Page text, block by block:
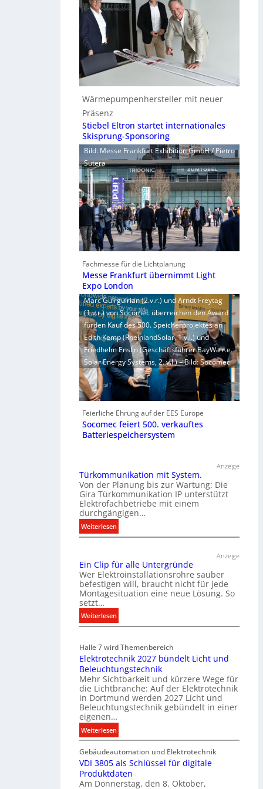
Wärmepumpenhersteller mit neuer
Präsenz
Stiebel Eltron startet internationales
Skisprung-Sponsoring
Bild: Messe Frankfurt Exhibition GmbH / Pietro
Sutera
Fachmesse für die Lichtplanung
Messe Frankfurt übernimmt Light
Expo London
Marc Guirguirian (2.v.r.) und Arndt Freytag
(1.v.r.) von Socomec überreichen den Award
fürden Kauf des 500. Speicherprojektes an
Edith Kemp (RheinlandSolar, 1.v.l.) und
Friedhelm Enslin (Geschäftsführer BayWa r.e.
Solar Energy Systems, 2. v.l.) – Bild: Socomec
Feierliche Ehrung auf der EES Europe
Socomec feiert 500. verkauftes
Batteriespeichersystem
Anzeige
Türkommunikation mit System.
Von der Planung bis zur Wartung: Die
Gira Türkommunikation IP unterstützt
Elektrofachbetriebe mit einem
durchgängigen…
Weiterlesen:
T
k
o
m
u
n
k
a
t
i
o
n
t
S
y
s
t
Anzeige
Ein Clip für alle Untergründe
Wer Elektroinstallationsrohre sauber
befestigen will, braucht nicht für jede
Montagesituation eine neue Lösung. So
setzt…
Weiterlesen:
E
n
C
l
i
p
f
a
l
l
e
U
Halle 7 wird Themenbereich
Elektrotechnik 2027 bündelt Licht und
Beleuchtungstechnik
Mehr Sichtbarkeit und kürzere Wege für
die Lichtbranche: Auf der Elektrotechnik
in Dortmund werden 2027 Licht und
Beleuchtungstechnik gebündelt in einer
eigenen…
Weiterlesen:
E
l
e
k
t
Gebäudeautomation und Elektrotechnik
VDI 3805 als Schlüssel für digitale
Produktdaten
Am Donnerstag, den 8. Oktober,